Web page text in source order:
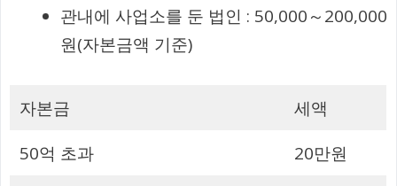
관내에 사업소를 둔 법인 : 50,000～200,000
원(자본금액 기준)
자본금
세액
50억 초과
20만원